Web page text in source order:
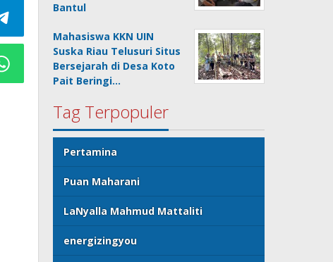
Bantul
Mahasiswa KKN UIN
Suska Riau Telusuri Situs
Bersejarah di Desa Koto
Pait Beringi…
Tag Terpopuler
Pertamina
Puan Maharani
LaNyalla Mahmud Mattaliti
energizingyou